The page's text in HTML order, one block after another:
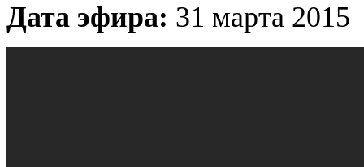
Дата эфира: 31 марта 2015